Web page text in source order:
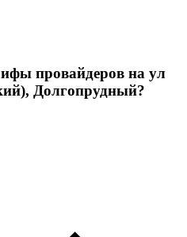
провайдеров на ул
Долгопрудный?